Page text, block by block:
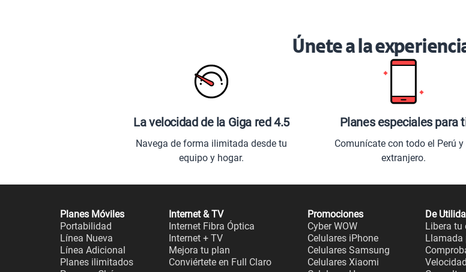
Únete a la
La velocidad de la Giga red 4.5
Navega de forma ilimitada desde tu
equipo y hogar.
Planes especiales para
Comunícate con todo el Perú y
extranjero.
Planes Móviles
Portabilidad
Línea Nueva
Línea Adicional
Planes ilimitados
Internet & TV
Internet Fibra Óptica
Internet + TV
Mejora tu plan
Conviértete en Full Claro
Promociones
Cyber WOW
Celulares iPhone
Celulares Samsung
Celulares Xiaomi
De
Libera tu
Llamada